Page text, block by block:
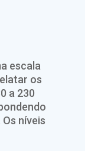
escala
os
a 230
níveis